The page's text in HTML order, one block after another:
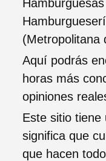
(Metropolitana
Aquí podrás
horas más
opiniones
Este sitio tiene
significa que
que hacen